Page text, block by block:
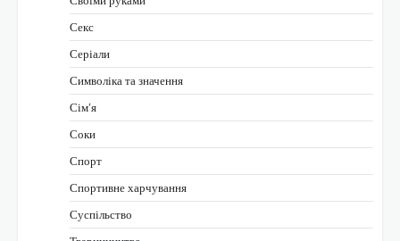
Секс
Серіали
Символіка та значення
Сім’я
Соки
Спорт
Спортивне харчування
Суспільство